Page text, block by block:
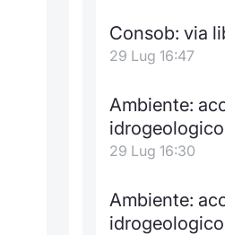
Consob: via
29 Lug 16:47
Ambiente:
29 Lug 16:30
Ambiente:
idrogeologico